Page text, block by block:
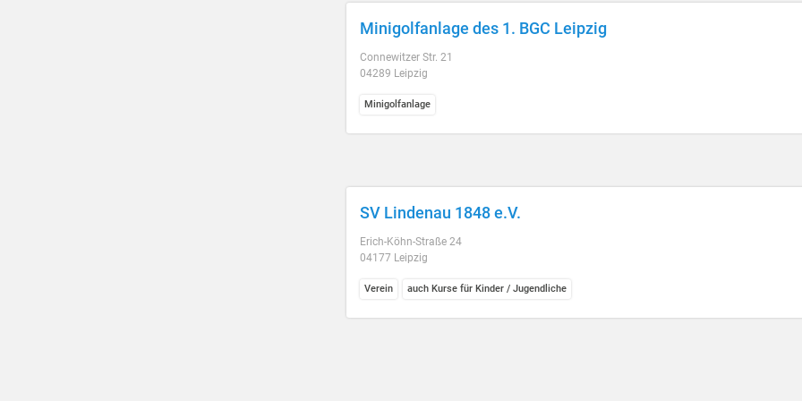
Minigolfanlage des 1. BGC Leipzig
Connewitzer Str. 21
04289 Leipzig
Minigolfanlage
SV Lindenau 1848 e.V.
Erich-Köhn-Straße 24
04177 Leipzig
Verein auch Kurse für Kinder / Jugendliche